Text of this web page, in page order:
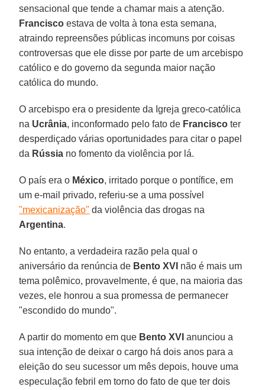
sensacional que tende a chamar mais a atenção.
Francisco estava de volta à tona esta semana,
atraindo repreensões públicas incomuns por coisas
controversas que ele disse por parte de um arcebispo
católico e do governo da segunda maior nação
católica do mundo.
O arcebispo era o presidente da Igreja greco-católica
na Ucrânia, inconformado pelo fato de Francisco ter
desperdiçado várias oportunidades para citar o papel
da Rússia no fomento da violência por lá.
O país era o México, irritado porque o pontífice, em
um e-mail privado, referiu-se a uma possível
"mexicanização" da violência das drogas na
Argentina.
No entanto, a verdadeira razão pela qual o
aniversário da renúncia de Bento XVI não é mais um
tema polêmico, provavelmente, é que, na maioria das
vezes, ele honrou a sua promessa de permanecer
"escondido do mundo".
A partir do momento em que Bento XVI anunciou a
sua intenção de deixar o cargo há dois anos para a
eleição do seu sucessor um mês depois, houve uma
especulação febril em torno do fato de que ter dois